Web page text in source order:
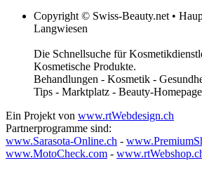
Copyright © Swiss-Beauty.net •
Langwiesen
Die Schnellsuche für
Kosmetische Produkte.
Behandlungen - Kosmetik -
Tips - Marktplatz - Beauty-Homepage
Ein Projekt von www.rtWebdesign.ch
Partnerprogramme sind:
www.Sarasota-Online.ch -
www.MotoCheck.com -